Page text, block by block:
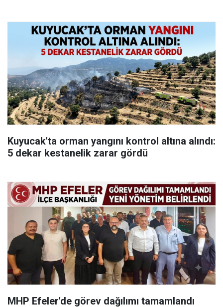
Kuyucak'ta orman yangını kontrol altına alındı:
5 dekar kestanelik zarar gördü
MHP Efeler'de görev dağılımı tamamlandı